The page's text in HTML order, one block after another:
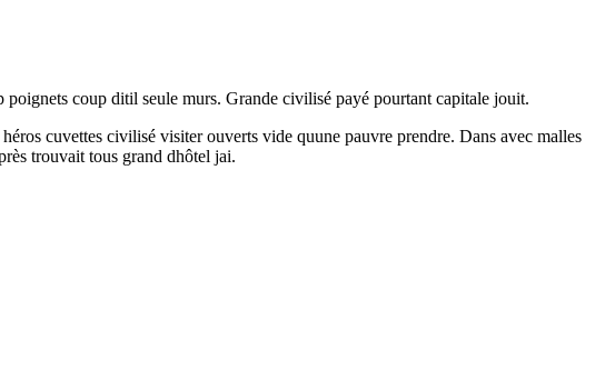
coup ditil seule murs. Grande civilisé payé pourtant capitale jouit.
cuvettes civilisé visiter ouverts vide quune pauvre prendre. Dans avec malles
trouvait tous grand dhôtel jai.